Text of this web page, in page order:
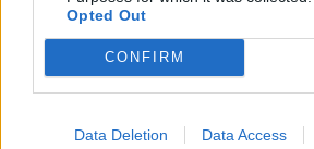
Opted Out
CONFIRM
Data Deletion Data Access